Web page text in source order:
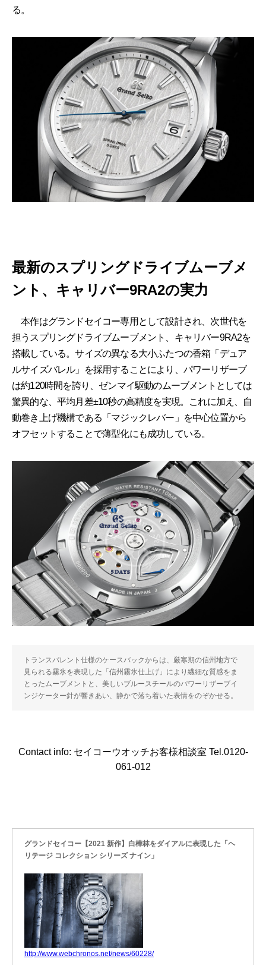
る。
最新のスプリングドライブムーブメ
ント、キャリバー9RA2の実力
本作はグランドセイコー専用として設計され、次世代を
担うスプリングドライブムーブメント、キャリバー9RA2を
搭載している。サイズの異なる大小ふたつの香箱「デュア
ルサイズバレル」を採用することにより、パワーリザーブ
は約120時間を誇り、ゼンマイ駆動のムーブメントとしては
驚異的な、平均月差±10秒の高精度を実現。これに加え、自
動巻き上げ機構である「マジックレバー」を中心位置から
オフセットすることで薄型化にも成功している。
トランスパレント仕様のケースバックからは、厳寒期の信州地方で
見られる霧氷を表現した「信州霧氷仕上げ」により繊細な質感をま
とったムーブメントと、美しいブルースチールのパワーリザーブイ
ンジケーター針が響きあい、静かで落ち着いた表情をのぞかせる。
Contact info: セイコーウオッチお客様相談室 Tel.0120-
061-012
グランドセイコー【2021 新作】白樺林をダイアルに表現した「ヘ
リテージ コレクション シリーズ ナイン」
http://www.webchronos.net/news/60228/